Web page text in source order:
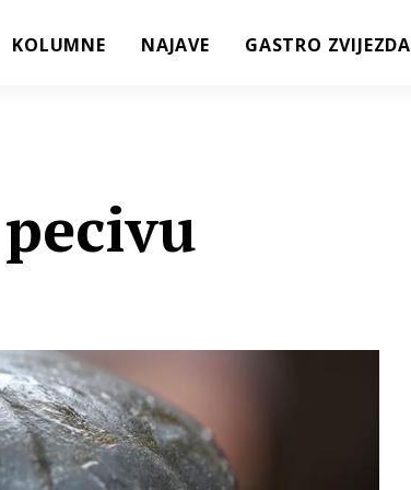
KOLUMNE NAJAVE GASTRO ZVIJEZDA